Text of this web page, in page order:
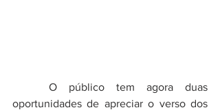
oportunidades de apreciar o verso dos